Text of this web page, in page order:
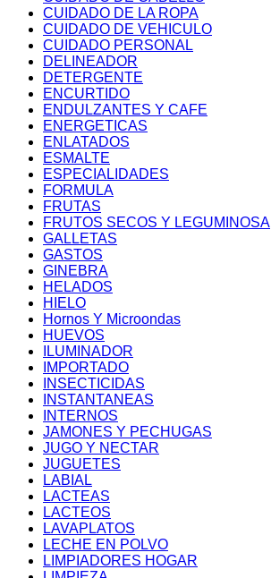
CUIDADO DE LA ROPA
CUIDADO DE VEHICULO
CUIDADO PERSONAL
DELINEADOR
DETERGENTE
ENCURTIDO
ENDULZANTES Y CAFE
ENERGETICAS
ENLATADOS
ESMALTE
ESPECIALIDADES
FORMULA
FRUTAS
FRUTOS SECOS Y LEGUMINOSA
GALLETAS
GASTOS
GINEBRA
HELADOS
HIELO
Hornos Y Microondas
HUEVOS
ILUMINADOR
IMPORTADO
INSECTICIDAS
INSTANTANEAS
INTERNOS
JAMONES Y PECHUGAS
JUGO Y NECTAR
JUGUETES
LABIAL
LACTEAS
LACTEOS
LAVAPLATOS
LECHE EN POLVO
LIMPIADORES HOGAR